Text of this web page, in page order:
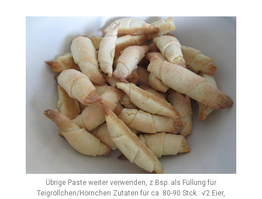
Übrige Paste weiter verwenden, z.Bsp. als Füllung für
Teigröllchen/Hörnchen Zutaten für ca. 80-90 Stck.: √2 Eier,